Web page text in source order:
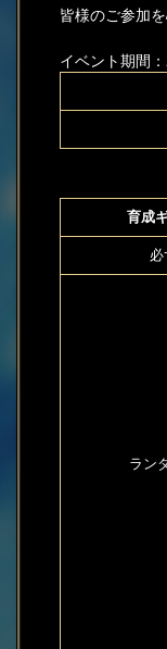
皆様のご参加
イベント期間
育成
ラン